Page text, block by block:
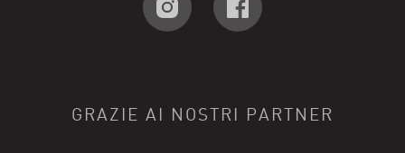
GRAZIE AI NOSTRI PARTNER